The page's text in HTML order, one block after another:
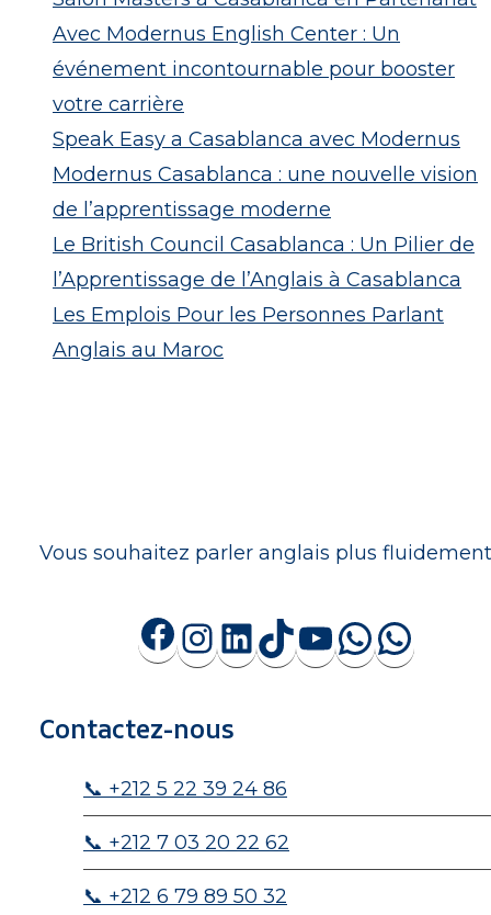
Avec Modernus English Center : Un
événement incontournable pour booster
votre carrière
Speak Easy a Casablanca avec Modernus
Modernus Casablanca : une nouvelle vision
de l’apprentissage moderne
Le British Council Casablanca : Un Pilier de
l’Apprentissage de l’Anglais à Casablanca
Les Emplois Pour les Personnes Parlant
Anglais au Maroc
Vous souhaitez parler anglais plus
Facebook
Instagram
LinkedIn
TikTok
YouTube
Contactez-nous
📞 +212 5 22 39 24 86
📞 +212 7 03 20 22 62
📞 +212 6 79 89 50 32